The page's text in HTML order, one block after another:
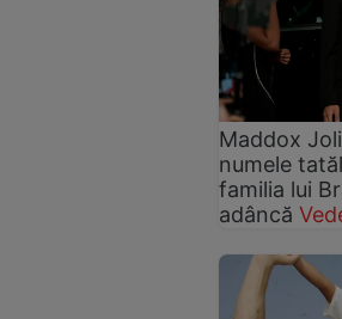
Maddox
numele
familia lui
adâncă